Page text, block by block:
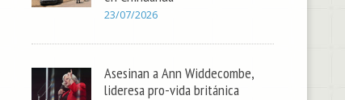
23/07/2026
Asesinan a Ann Widdecombe,
lideresa pro-vida británica